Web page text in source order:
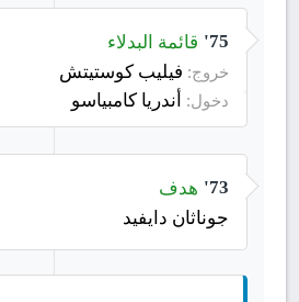
75' قائمة البدلاء
خروج: فيليب كوستيتش
دخول: أندريا كامبياسو
73'
هدف
جوناثان دايفيد